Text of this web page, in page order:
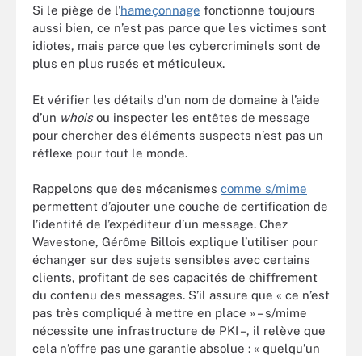
Si le piège de l'hameçonnage fonctionne toujours
aussi bien, ce n’est pas parce que les victimes sont
idiotes, mais parce que les cybercriminels sont de
plus en plus rusés et méticuleux.
Et vérifier les détails d’un nom de domaine à l’aide
d’un whoisou inspecter les entêtes de message
pour chercher des éléments suspects n’est pas un
réflexe pour tout le monde.
Rappelons que des mécanismes comme s/mime
permettent d’ajouter une couche de certification de
l’identité de l’expéditeur d’un message. Chez
Wavestone, Gérôme Billois explique l’utiliser pour
échanger sur des sujets sensibles avec certains
clients, profitant de ses capacités de chiffrement
du contenu des messages. S’il assure que « ce n’est
pas très compliqué à mettre en place » – s/mime
nécessite une infrastructure de PKI –, il relève que
cela n’offre pas une garantie absolue : « quelqu’un